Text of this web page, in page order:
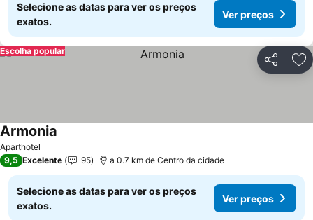
Selecione as datas para ver os preços
exatos.
Ver preços
Partilhar
Escolha popular
Aparthotel
Armonia
9,5 Excelente 95 a 0.7 km de Centro da cidade
Selecione as datas para ver os preços
exatos.
Ver preços